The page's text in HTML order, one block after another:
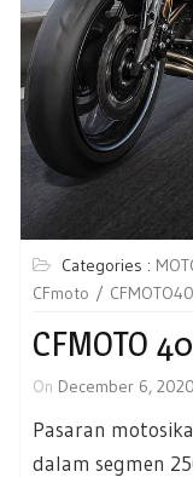
Categories :
CFmoto
CFMOTO
On December 6, 2020
Pasaran
dalam segmen